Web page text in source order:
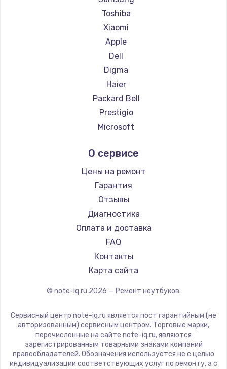
Ремонт ноутбуков Panasonic
Ремонт ноутбуков Irbis
Ремонт ноутбуков Thunderobot
Ремонт ноутбуков Hasee
Ремонт ноутбуков ZTE
Ремонт ноутбуков Hiper
Ремонт ноутбуков Evga
Ремонт ноутбуков Google
Ремонт ноутбуков Echips
Ремонт ноутбуков Predator
Ремонт ноутбуков iru
Ремонт ноутбуков Machenike
Ремонт ноутбуков DEXP
Ремонт ноутбуков Teclast
Ремонт ноутбуков CHUWI
Ремонт ноутбуков Colorful
Toshiba
Xiaomi
Apple
Dell
Digma
Haier
Packard Bell
Prestigio
Microsoft
Aquarius
Gigabyte
Aorus
Maibenben
Getac
Epson
Philips
LG
Panasonic
ZTE
Hiper
Evga
О сервисе
Цены на ремонт
Гарантия
Отзывы
Диагностика
Оплата и доставка
FAQ
Контакты
Карта сайта
© note-iq.ru 2026 — Ремонт ноутбуков.
Сервисный центр note-iq.ru является пост гарантийным (не
авторизованным) сервисным центром. Торговые марки,
перечисленные на сайте note-iq.ru, являются
зарегистрированным товарными знаками компаний
правообладателей. Обозначения используется не с целью
индивидуализации соответствующих услуг по ремонту, а с